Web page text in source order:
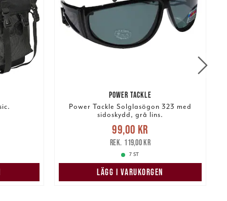
POWER TACKLE
Power Tackle Solglasögon 323 med
sidoskydd, grå lins.
Nuvarande pris :99,00 kr
pris: 119,00 kr
99,00 kr
119,00 kr
7 ST
LÄGG I VARUKORGEN